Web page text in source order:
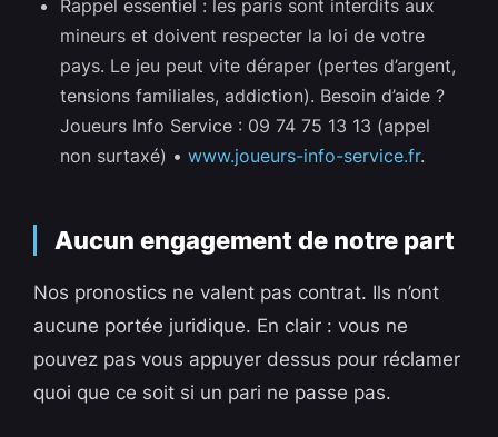
Rappel essentiel : les paris sont interdits aux
mineurs et doivent respecter la loi de votre
pays. Le jeu peut vite déraper (pertes d’argent,
tensions familiales, addiction). Besoin d’aide ?
Joueurs Info Service : 09 74 75 13 13 (appel
non surtaxé) •www.joueurs-info-service.fr.
Aucun engagement de notre part
Nos pronostics ne valent pas contrat. Ils n’ont
aucune portée juridique. En clair : vous ne
pouvez pas vous appuyer dessus pour réclamer
quoi que ce soit si un pari ne passe pas.